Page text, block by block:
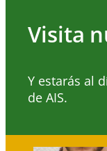
Visita
Y estarás al
de AIS.